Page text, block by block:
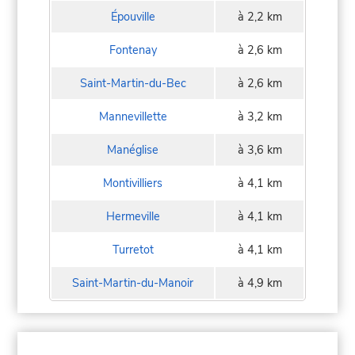
Épouville à 2,2 km
Fontenay à 2,6 km
Saint-Martin-du-Bec à 2,6 km
Mannevillette à 3,2 km
Manéglise à 3,6 km
Montivilliers à 4,1 km
Hermeville à 4,1 km
Turretot à 4,1 km
Saint-Martin-du-Manoir à 4,9 km